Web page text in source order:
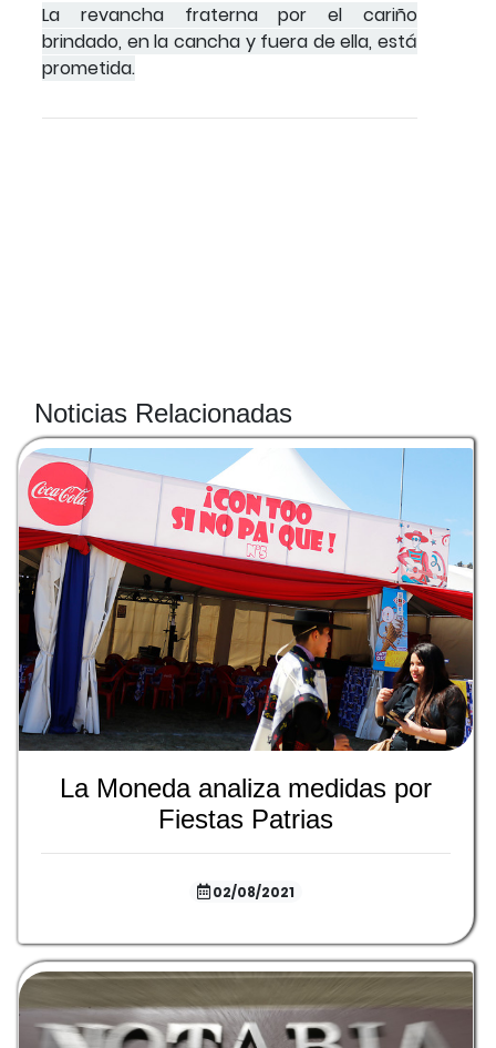
La revancha fraterna por el cariño
brindado, en la cancha y fuera de ella, está
prometida.
Noticias Relacionadas
La Moneda analiza medidas por
Fiestas Patrias
02/08/2021